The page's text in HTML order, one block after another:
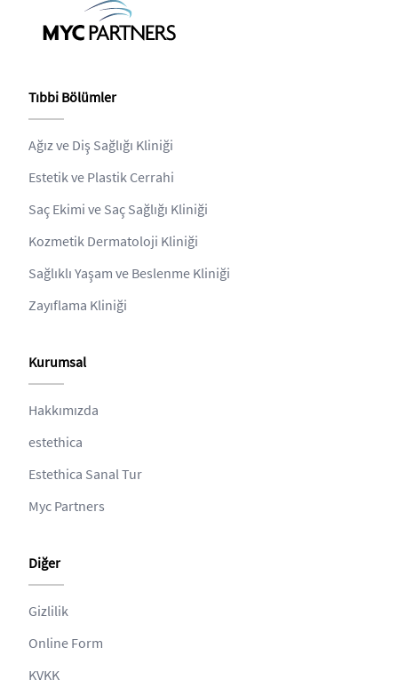
Tıbbi Bölümler
Ağız ve Diş Sağlığı Kliniği
Estetik ve Plastik Cerrahi
Saç Ekimi ve Saç Sağlığı Kliniği
Kozmetik Dermatoloji Kliniği
Sağlıklı Yaşam ve Beslenme Kliniği
Zayıflama Kliniği
Kurumsal
Hakkımızda
estethica
Estethica Sanal Tur
Myc Partners
Diğer
Gizlilik
Online Form
KVKK